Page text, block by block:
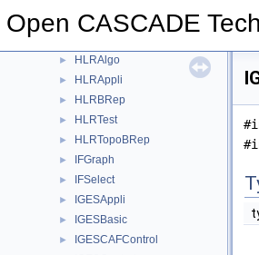
Open CASCADE
► HeaderSection
► HLRAlgo
► HLRAppli
► HLRBRep
► HLRTest
► HLRTopoBRep
► IFGraph
► IFSelect
► IGESAppli
► IGESBasic
► IGESCAFControl